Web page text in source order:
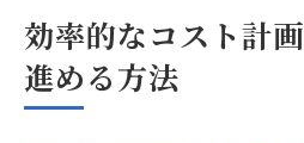
効率的なコスト計
進める方法